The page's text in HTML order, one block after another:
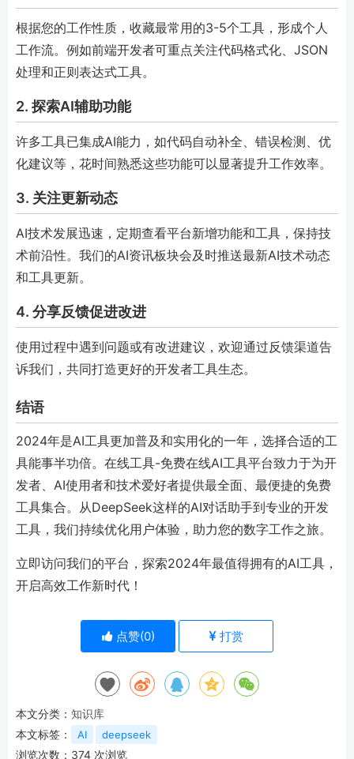
根据您的工作性质，收藏最常用的3-5个工具，形成个人
工作流。例如前端开发者可重点关注代码格式化、JSON
处理和正则表达式工具。
2. 探索AI辅助功能
许多工具已集成AI能力，如代码自动补全、错误检测、优
化建议等，花时间熟悉这些功能可以显著提升工作效率。
3. 关注更新动态
AI技术发展迅速，定期查看平台新增功能和工具，保持技
术前沿性。我们的AI资讯板块会及时推送最新AI技术动态
和工具更新。
4. 分享反馈促进改进
使用过程中遇到问题或有改进建议，欢迎通过反馈渠道告
诉我们，共同打造更好的开发者工具生态。
结语
2024年是AI工具更加普及和实用化的一年，选择合适的工
具能事半功倍。在线工具-免费在线AI工具平台致力于为开
发者、AI使用者和技术爱好者提供最全面、最便捷的免费
工具集合。从DeepSeek这样的AI对话助手到专业的开发
工具，我们持续优化用户体验，助力您的数字工作之旅。
立即访问我们的平台，探索2024年最值得拥有的AI工具，
开启高效工作新时代！
点赞(0) 打赏
本文分类： 知识库
本文标签：
AI deepseek
浏览次数： 374 次浏览